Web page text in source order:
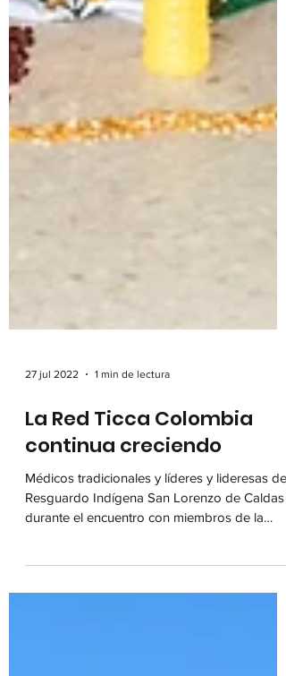
La Red Ticca Colombia
continua creciendo
Médicos tradicionales y líderes y lideresas del
Resguardo Indígena San Lorenzo de Caldas
Red...